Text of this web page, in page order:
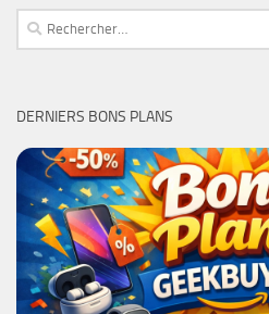
Rechercher :
DERNIERS BONS PLANS